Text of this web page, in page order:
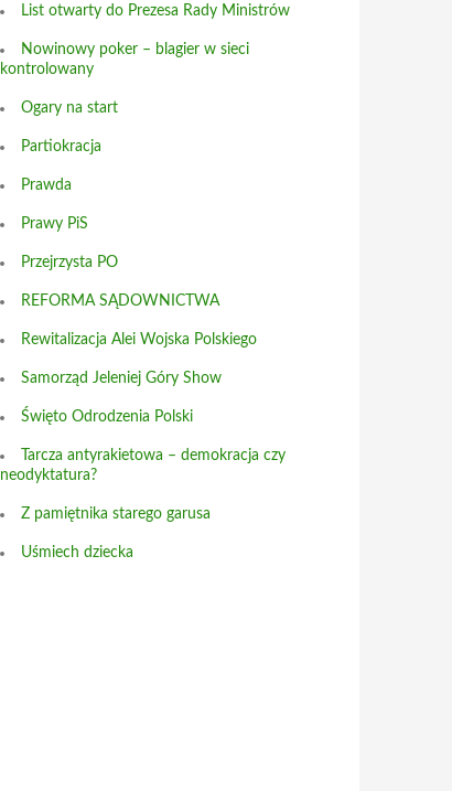
List otwarty do Prezesa Rady Ministrów
Nowinowy poker – blagier w sieci
kontrolowany
Ogary na start
Partiokracja
Prawda
Prawy PiS
Przejrzysta PO
REFORMA SĄDOWNICTWA
Rewitalizacja Alei Wojska Polskiego
Samorząd Jeleniej Góry Show
Święto Odrodzenia Polski
Tarcza antyrakietowa – demokracja czy
neodyktatura?
Z pamiętnika starego garusa
Uśmiech dziecka